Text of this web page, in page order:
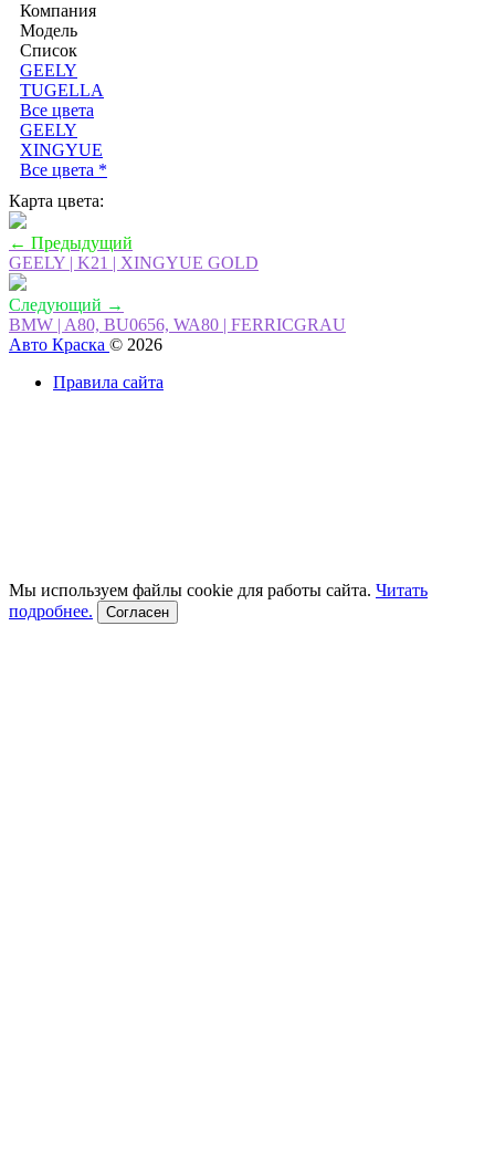
Компания
Модель
Список
GEELY
TUGELLA
Все цвета
GEELY
XINGYUE
Все цвета *
Карта цвета:
← Предыдущий
GEELY | K21 | XINGYUE GOLD
Следующий →
BMW | A80, BU0656, WA80 | FERRICGRAU
Авто Краска © 2026
Правила сайта
Мы используем файлы cookie для работы сайта. Читать
подробнее.
Согласен